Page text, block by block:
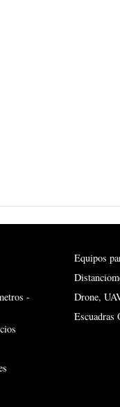
-
Equipos
Drone,
Escuadras